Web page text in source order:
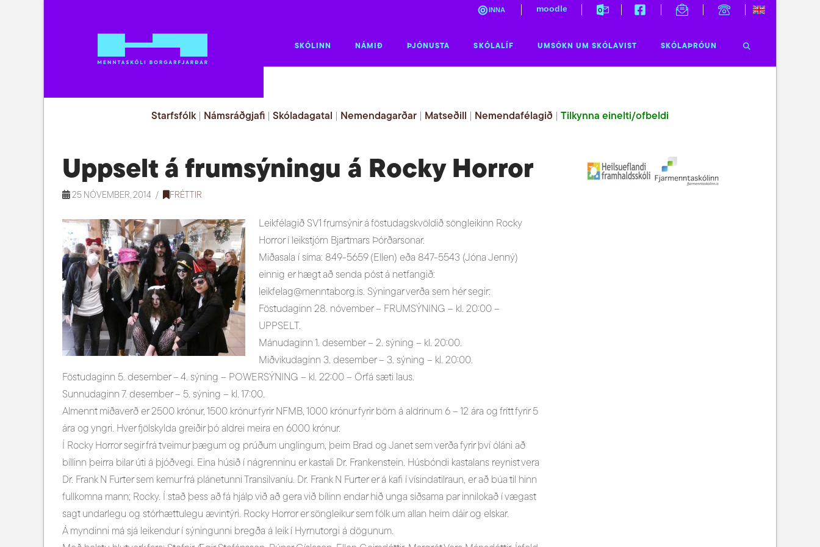
INNA moodle
SKÓLINN NÁMIÐ ÞJÓNUSTA SKÓLALÍF UMSÓKN UM SKÓLAVIST SKÓLAÞRÓUN
Starfsfólk| Námsráðgjafi Skóladagatal Nemendagarðar Matseðill Nemendafélagið Tilkynna einelti/ofbeldi
Uppselt á frumsýningu á Rocky Horror
25 NÓVEMBER, 2014 FRÉTTIR
Leikfélagið SV1 frumsýnir á föstudagskvöldið söngleikinn Rocky
Horror í leikstjórn Bjartmars Þórðarsonar.
Miðasala í síma: 849-5659 (Ellen) eða 847-5543 (Jóna Jenný)
einnig er hægt að senda póst á netfangið:
leikfelag@menntaborg.is. Sýningar verða sem hér segir:
Föstudaginn 28. nóvember – FRUMSÝNING – kl. 20:00 –
UPPSELT.
Mánudaginn 1. desember – 2. sýning – kl. 20:00.
Miðvikudaginn 3. desember – 3. sýning – kl. 20:00.
Föstudaginn 5. desember – 4. sýning – POWERSÝNING – kl. 22:00 – Örfá sæti laus.
Sunnudaginn 7. desember – 5. sýning – kl. 17:00.
Almennt miðaverð er 2500 krónur, 1500 krónur fyrir NFMB, 1000 krónur fyrir börn á aldrinum 6 – 12 ára og frítt fyrir 5
ára og yngri. Hver fjölskylda greiðir þó aldrei meira en 6000 krónur.
Í Rocky Horror segir frá tveimur þægum og prúðum unglingum, þeim Brad og Janet sem verða fyrir því óláni að
bíllinn þeirra bilar úti á þjóðvegi. Eina húsið í nágrenninu er kastali Dr. Frankenstein. Húsbóndi kastalans reynist vera
Dr. Frank N Furter sem kemur frá plánetunni Transilvaníu. Dr. Frank N Furter er á kafi í vísindatilraun, er að búa til hinn
fullkomna mann; Rocky. Í stað þess að fá hjálp við að gera við bílinn endar hið unga siðsama par innilokað í vægast
sagt undarlegu og stórhættulegu ævintýri. Rocky Horror er söngleikur sem fólk um allan heim dáir og elskar.
Á myndinni má sjá leikendur í sýningunni bregða á leik í Hyrnutorgi á dögunum.